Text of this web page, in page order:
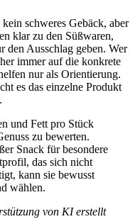
schweres Gebäck, aber
klar zu den Süßwaren,
den Ausschlag geben. Wer
immer auf die konkrete
nur als Orientierung.
es das einzelne Produkt
und Fett pro Stück
zu bewerten.
Snack für besondere
das sich nicht
kann sie bewusst
wählen.
von KI erstellt